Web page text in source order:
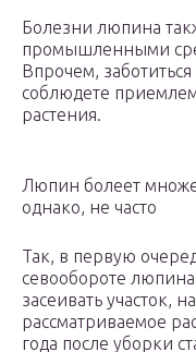
Болезни люпина
промышленными
Впрочем,
соблюдете
растения.
Люпин болеет
однако, не часто
Так, в первую
севообороте
засеивать участок,
рассматриваемое
года после уборки